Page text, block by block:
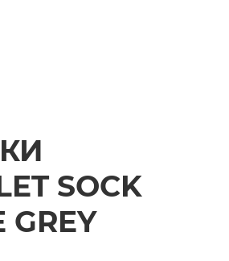
SOCK
GREY